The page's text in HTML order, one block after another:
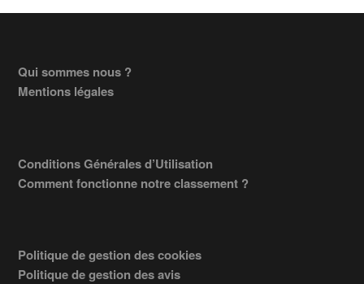
Footer
Qui sommes nous ?
Mentions légales
Conditions Générales d’Utilisation
Comment fonctionne notre classement ?
Politique de gestion des cookies
Politique de gestion des avis